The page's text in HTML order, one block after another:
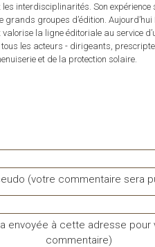
les interdisciplinarités. Son
grands groupes d’édition.
valorise la ligne éditoriale au service
tous les acteurs - dirigeants,
et de la protection solaire.
(votre commentaire sera
envoyée à cette adresse
commentaire)